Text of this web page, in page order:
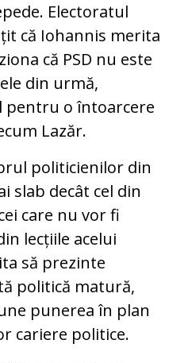
Electoratul
că Iohannis merita
că PSD nu este
din ur­mă,
o întoarcere
Lazăr.
politicienilor din
slab decât cel din
care nu vor fi
lecțiile acelui
să prezinte
po­litică matură,
pu­ne­rea în plan
cariere po­litice.